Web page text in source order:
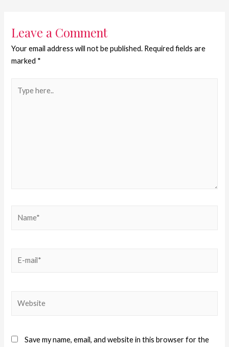
Leave a Comment
Your email address will not be published. Required fields are
marked *
Save my name, email, and website in this browser for the